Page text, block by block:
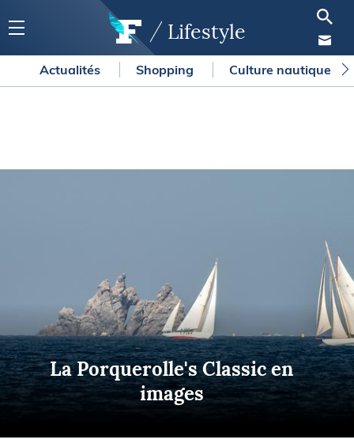
Lifestyle
Actualités Shopping Culture nautique
La Porquerolle's Classic en
images